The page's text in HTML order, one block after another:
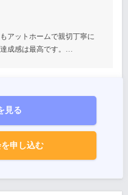
アットホームで親切丁寧に
成感は最高です。…
見る
申し込む